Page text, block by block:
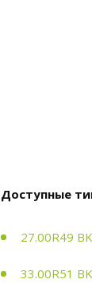
Доступные
27.00R49
33.00R51